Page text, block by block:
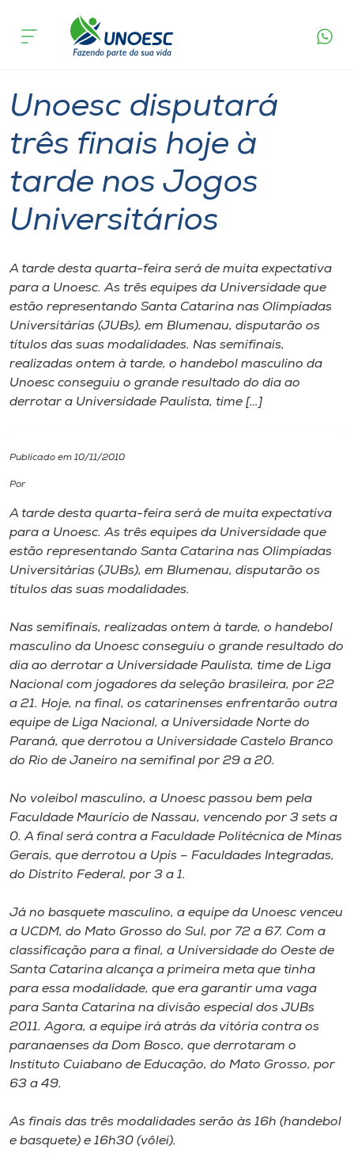
Cursos
Pesquisa
Atendimento ao Estudante
Portal de Ensino
A
Unoesc
Internacionalização
I.nova
Cultura
CPA
Biblioteca
Editora
Rádio
Museu
Unoesc
Selecione
o idioma
acontece
Unoesc disputará
três finais hoje à
tarde nos Jogos
Universitários
A tarde desta quarta-feira será de muita expectativa
para a Unoesc. As três equipes da Universidade que
estão representando Santa Catarina nas Olimpíadas
Universitárias (JUBs), em Blumenau, disputarão os
títulos das suas modalidades. Nas semifinais,
realizadas ontem à tarde, o handebol masculino da
Unoesc conseguiu o grande resultado do dia ao
derrotar a Universidade Paulista, time […]
Publicado em 10/11/2010
Por
A tarde desta quarta-feira será de muita expectativa
para a Unoesc. As três equipes da Universidade que
estão representando Santa Catarina nas Olimpíadas
Universitárias (JUBs), em Blumenau, disputarão os
títulos das suas modalidades.
Nas semifinais, realizadas ontem à tarde, o handebol
masculino da Unoesc conseguiu o grande resultado do
dia ao derrotar a Universidade Paulista, time de Liga
Nacional com jogadores da seleção brasileira, por 22
a 21. Hoje, na final, os catarinenses enfrentarão outra
equipe de Liga Nacional, a Universidade Norte do
Paraná, que derrotou a Universidade Castelo Branco
do Rio de Janeiro na semifinal por 29 a 20.
No voleibol masculino, a Unoesc passou bem pela
Faculdade Maurício de Nassau, vencendo por 3 sets a
0. A final será contra a Faculdade Politécnica de Minas
Gerais, que derrotou a Upis – Faculdades Integradas,
do Distrito Federal, por 3 a 1.
Já no basquete masculino, a equipe da Unoesc venceu
a UCDM, do Mato Grosso do Sul, por 72 a 67. Com a
classificação para a final, a Universidade do Oeste de
Santa Catarina alcança a primeira meta que tinha
para essa modalidade, que era garantir uma vaga
para Santa Catarina na divisão especial dos JUBs
2011. Agora, a equipe irá atrás da vitória contra os
paranaenses da Dom Bosco, que derrotaram o
Instituto Cuiabano de Educação, do Mato Grosso, por
63 a 49.
As finais das três modalidades serão às 16h (handebol
e basquete) e 16h30 (vôlei).